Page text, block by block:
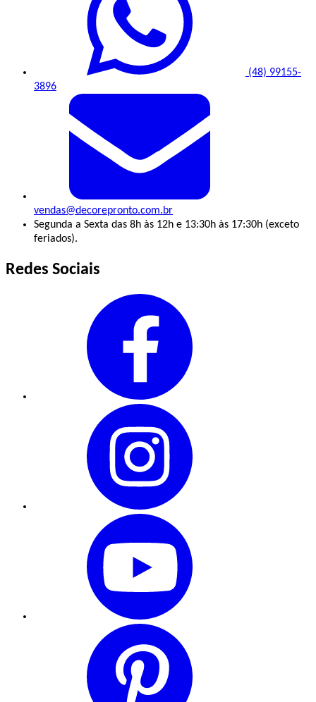
(48) 99155-
3896
vendas@decorepronto.com.br
Segunda a Sexta das 8h às 12h e 13:30h às 17:30h (exceto
feriados).
Redes Sociais